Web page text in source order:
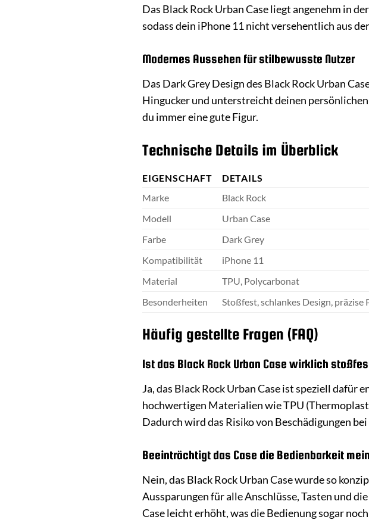
Das Black Rock Urban Case liegt angenehm in
sodass dein iPhone 11 nicht versehentlich aus
Modernes Aussehen für stilbewusste Nutzer
Das Dark Grey Design des Black Rock Urban
Hingucker und unterstreicht deinen persönlichen
du immer eine gute Figur.
Technische Details im Überblick
EIGENSCHAFT
DETAILS
Marke
Black Rock
Modell
Urban Case
Farbe
Dark Grey
Kompatibilität
iPhone 11
Material
TPU, Polycarbonat
Besonderheiten
Stoßfest, schlankes Design, präzise
Häufig gestellte Fragen (FAQ)
Ist das Black Rock Urban Case wirklich
Ja, das Black Rock Urban Case ist speziell dafür
hochwertigen Materialien wie TPU
Dadurch wird das Risiko von Beschädigungen
Beeinträchtigt das Case die Bedienbarkeit
Nein, das Black Rock Urban Case wurde so
Aussparungen für alle Anschlüsse, Tasten und
Case leicht erhöht, was die Bedienung sogar